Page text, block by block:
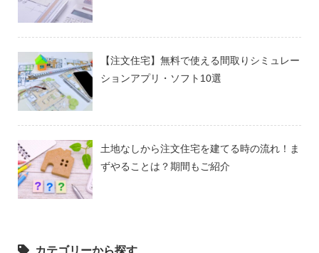
【注文住宅】無料で使える間取りシミュレー
ションアプリ・ソフト10選
土地なしから注文住宅を建てる時の流れ！ま
ずやることは？期間もご紹介
カテゴリーから探す